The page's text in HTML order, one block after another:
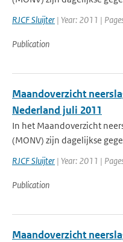
RJCF Sluijter | Year: 2011 |
Publication
Maandoverzicht
Nederland juli 2011
In het Maandoverzicht
(MONV) zijn dagelijkse
RJCF Sluijter | Year: 2011 |
Publication
Maandoverzicht